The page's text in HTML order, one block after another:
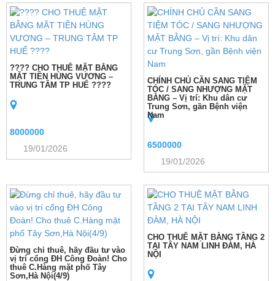
???? CHO THUÊ MẶT BẰNG
MẶT TIỀN HÙNG VƯƠNG –
TRUNG TÂM TP HUẾ ????
8000000
19/01/2026
CHÍNH CHỦ CẦN SANG TIỆM
TÓC / SANG NHƯỢNG MẶT
BẰNG – Vị trí: Khu dân cư
Trung Sơn, gần Bệnh viện
Nam
6500000
19/01/2026
Đừng chỉ thuê, hãy đầu tư vào
vị trí cổng ĐH Công Đoàn! Cho
thuê C.Hàng mặt phố Tây
Sơn,Hà Nội(4/9)
CHO THUÊ MẶT BẰNG TẦNG 2
TẠI TÂY NAM LINH ĐÀM, HÀ
NỘI